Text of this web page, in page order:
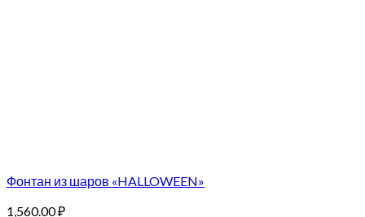
Фонтан из шаров «HALLOWEEN»
1,560.00₽